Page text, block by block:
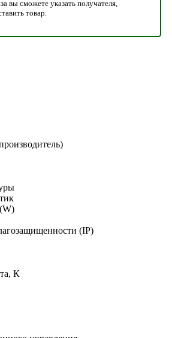
вы сможете указать получателя,
товар.
(IP)
К